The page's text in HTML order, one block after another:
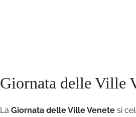
Giornata delle Ville
La Giornata delle Ville Venete si